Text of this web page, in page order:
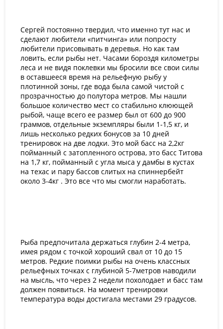
Сергей постоянно твердил, что именно тут нас и
сделают любители «питчинга» или попросту
любители присовывать в деревья. Но как там
ловить, если рыбы нет. Часами бороздя километры
леса и не видя поклевки мы бросили все свои силы
в оставшееся время на рельефную рыбу у
плотинной зоны, где вода была самой чистой с
прозрачностью до полутора метров. Мы нашли
большое количество мест со стабильно клюющей
рыбой, чаще всего ее размер был от 600 до 900
граммов, отдельные экземпляры были 1-1,5 кг, и
лишь несколько редких бонусов за 10 дней
тренировок на две лодки. Это мой басс на 2,2кг
пойманный с затопленного острова, это басс Титова
на 1,7 кг, пойманный с угла мыса у дамбы в кустах
на техас и пару бассов слитых на спиннербейт
около 3-4кг . Это все что мы смогли наработать.
Рыба предпочитала держаться глубин 2-4 метра,
имея рядом с точкой хороший свал от 10 до 15
метров. Редкие поимки рыбы на очень классных
рельефных точках с глубиной 5-7метров наводили
на мысль, что через 2 недели похолодает и басс там
должен появиться. На момент тренировки
температура воды достигала местами 29 градусов.